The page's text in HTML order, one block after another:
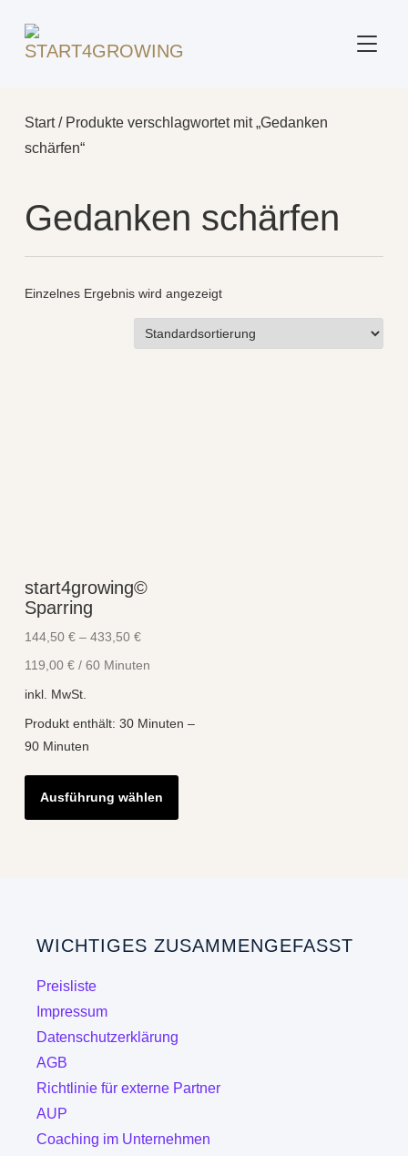
Start/ Produkte verschlagwortet mit „Gedanken
schärfen“
Gedanken schärfen
Einzelnes Ergebnis wird angezeigt
start4growing©
Sparring
144,50 €– 433,50 €
119,00 €/ 60 Minuten
inkl. MwSt.
Produkt enthält: 30 Minuten –
90 Minuten
Ausführung wählen
Dieses
weist
Optionen
gewählt
WICHTIGES ZUSAMMENGEFASST
Preisliste
Impressum
Datenschutzerklärung
AGB
Richtlinie für externe Partner
AUP
Coaching im Unternehmen